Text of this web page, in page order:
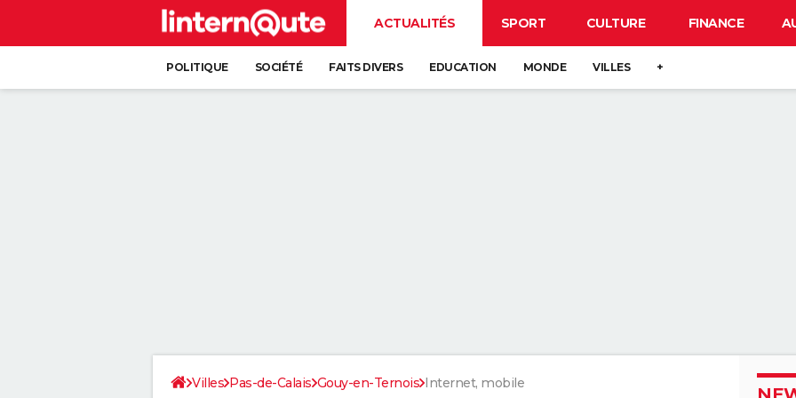
ACTUALITÉS SPORT CULTURE FINANCE
POLITIQUE SOCIÉTÉ FAITS DIVERS EDUCATION MONDE VILLES +
Villes Pas-de-Calais Gouy-en-Ternois Internet, mobile